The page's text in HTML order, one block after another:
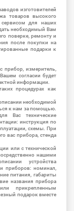
изготовителей
товаров высокого
для наших
необходимый Вам
поверке, ремонту и
после покупки на
подарки к
измеритель,
согласии будет
информации.
процедурах как
необходимой
к нам за помощью.
Вас технические
инструкция по
схемы. При
вас прибора, стенда
или с технической
нашими
устройства
приборов: номинал,
питания, габариты
названия прибора
прикрепленным
подарок вместе